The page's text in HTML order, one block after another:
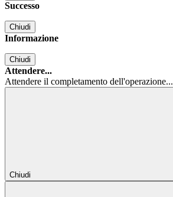
Successo
Chiudi
Informazione
Chiudi
Attendere...
Attendere il completamento dell'operazione...
Chiudi